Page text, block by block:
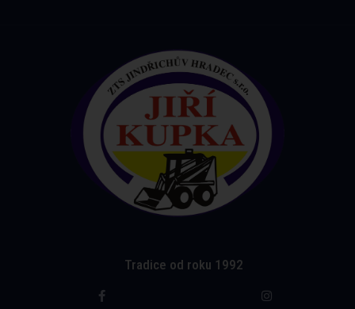
Tradice od roku 1992